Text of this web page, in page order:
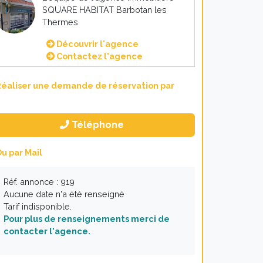
SQUARE HABITAT Barbotan les
Thermes
Découvrir l'agence
Contactez l'agence
une demande de réservation par
Téléphone
par Mail
Réf. annonce : 919
Aucune date n'a été renseigné
Tarif indisponible.
Pour plus de renseignements merci de
contacter l'agence.